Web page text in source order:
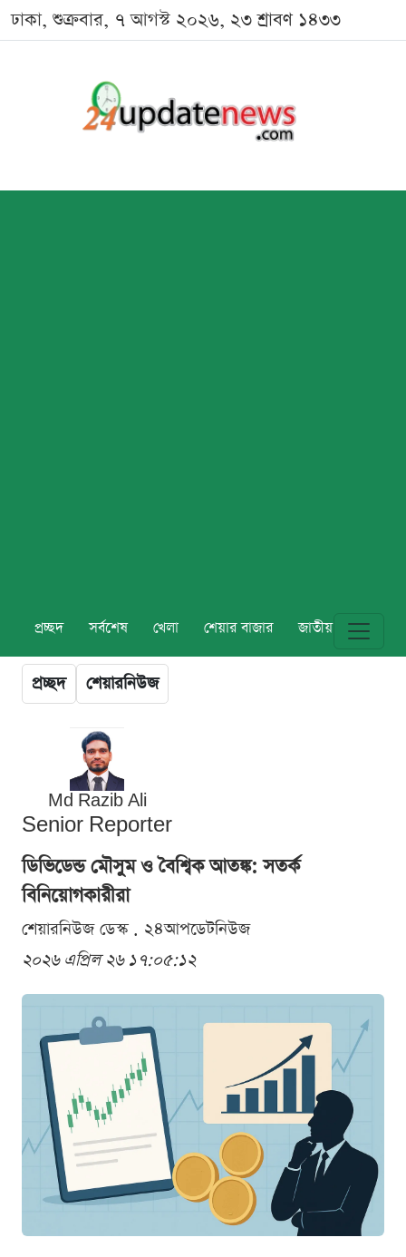
ঢাকা, শুক্রবার, ৭ আগস্ট ২০২৬, ২৩ শ্রাবণ ১৪৩৩
প্রচ্ছদ সর্বশেষ খেলা শেয়ার বাজার জাতীয় বিশ্ব
প্রচ্ছদ শেয়ারনিউজ
Md Razib Ali
Senior Reporter
ডিভিডেন্ড মৌসুম ও বৈশ্বিক আতঙ্ক: সতর্ক
বিনিয়োগকারীরা
শেয়ারনিউজ ডেস্ক . ২৪আপডেটনিউজ
২০২৬ এপ্রিল ২৬ ১৭:০৫:১২